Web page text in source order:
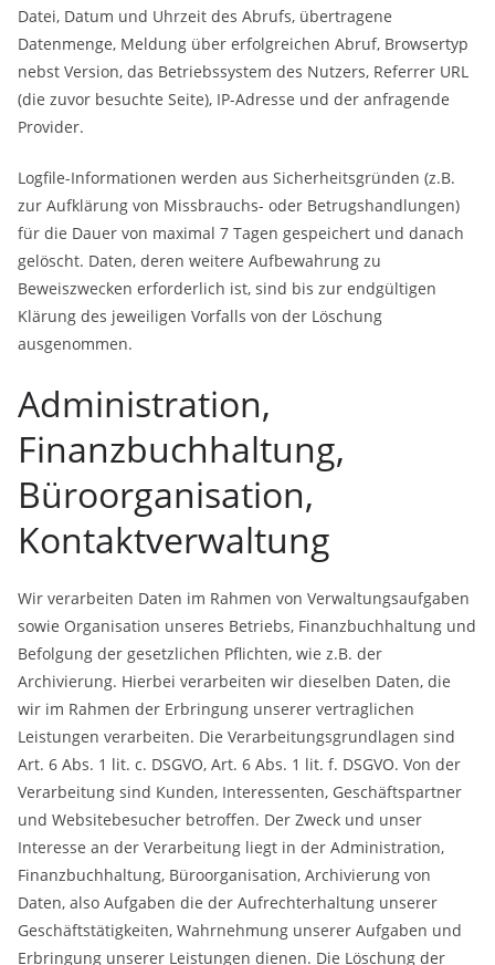
Datei, Datum und Uhrzeit des Abrufs, übertragene
Datenmenge, Meldung über erfolgreichen Abruf, Browsertyp
nebst Version, das Betriebssystem des Nutzers, Referrer URL
(die zuvor besuchte Seite), IP-Adresse und der anfragende
Provider.
Logfile-Informationen werden aus Sicherheitsgründen (z.B.
zur Aufklärung von Missbrauchs- oder Betrugshandlungen)
für die Dauer von maximal 7 Tagen gespeichert und danach
gelöscht. Daten, deren weitere Aufbewahrung zu
Beweiszwecken erforderlich ist, sind bis zur endgültigen
Klärung des jeweiligen Vorfalls von der Löschung
ausgenommen.
Administration,
Finanzbuchhaltung,
Büroorganisation,
Kontaktverwaltung
Wir verarbeiten Daten im Rahmen von Verwaltungsaufgaben
sowie Organisation unseres Betriebs, Finanzbuchhaltung und
Befolgung der gesetzlichen Pflichten, wie z.B. der
Archivierung. Hierbei verarbeiten wir dieselben Daten, die
wir im Rahmen der Erbringung unserer vertraglichen
Leistungen verarbeiten. Die Verarbeitungsgrundlagen sind
Art. 6 Abs. 1 lit. c. DSGVO, Art. 6 Abs. 1 lit. f. DSGVO. Von der
Verarbeitung sind Kunden, Interessenten, Geschäftspartner
und Websitebesucher betroffen. Der Zweck und unser
Interesse an der Verarbeitung liegt in der Administration,
Finanzbuchhaltung, Büroorganisation, Archivierung von
Daten, also Aufgaben die der Aufrechterhaltung unserer
Geschäftstätigkeiten, Wahrnehmung unserer Aufgaben und
Erbringung unserer Leistungen dienen. Die Löschung der